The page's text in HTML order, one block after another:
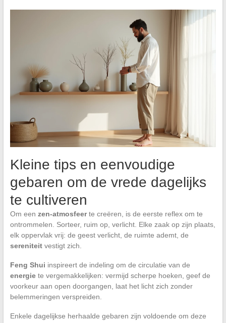
Kleine tips en eenvoudige
gebaren om de vrede dagelijks
te cultiveren
Om een zen-atmosfeerte creëren, is de eerste reflex om te
ontrommelen. Sorteer, ruim op, verlicht. Elke zaak op zijn plaats,
elk oppervlak vrij: de geest verlicht, de ruimte ademt, de
sereniteitvestigt zich.
Feng Shui inspireert de indeling om de circulatie van de
energiete vergemakkelijken: vermijd scherpe hoeken, geef de
voorkeur aan open doorgangen, laat het licht zich zonder
belemmeringen verspreiden.
Enkele dagelijkse herhaalde gebaren zijn voldoende om deze